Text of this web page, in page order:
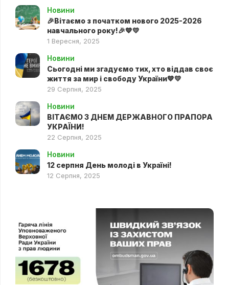
Новини
🎉Вітаємо з початком нового 2025-2026
навчального року!🎉💙💛
1 Вересня, 2025
Новини
Сьогодні ми згадуємо тих, хто віддав своє
життя за мир і свободу України💙💛
29 Серпня, 2025
Новини
ВІТАЄМО З ДНЕМ ДЕРЖАВНОГО ПРАПОРА
УКРАЇНИ!
22 Серпня, 2025
Новини
12 серпня День молоді в Україні!
12 Серпня, 2025